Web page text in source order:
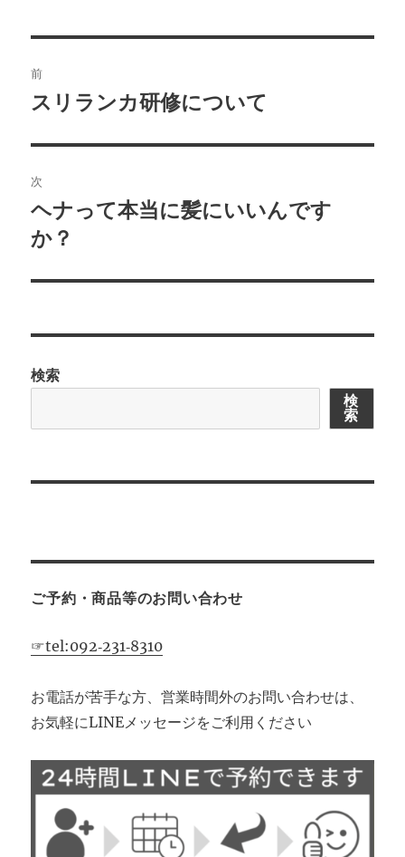
稿
ビ
ゲ
ー
シ
ン
前
前
投
稿:
スリランカ研修について
次
次
の
稿:
ヘナって本当に髪にいいんです
か？
検索
検
索
ご予約・商品等のお問い合わせ
☞tel:092‐231‐8310
お電話が苦手な方、営業時間外のお問い合わせは、
お気軽にLINEメッセージをご利用ください